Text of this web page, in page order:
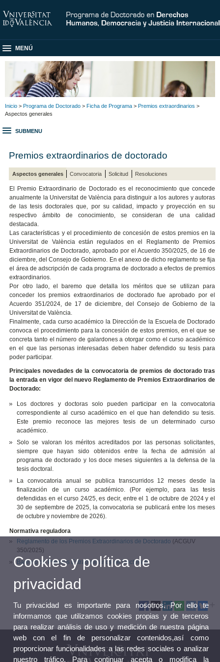
MENÚ
Inicio > Programa de Doctorado > Ficha de Programa > Premios extraordinarios >
Aspectos generales
SUBMENU
Premios extraordinarios de doctorado
Aspectos generales Convocatoria Solicitud Resoluciones
El Premio Extraordinario de Doctorado es el reconocimiento que concede
anualmente la Universitat de València para distinguir a los autores y autoras
de las tesis doctorales que, por su calidad, impacto y proyección en su
respectivo ámbito de conocimiento, se consideran de una calidad
destacada.
Las características y el procedimiento de concesión de estos premios en la
Universitat de València están regulados en el Reglamento de Premios
Extraordinarios de Doctorado, aprobado por el Acuerdo 350/2025, de 16 de
diciembre, del Consejo de Gobierno. En el anexo de dicho reglamento se fija
el área de adscripción de cada programa de doctorado a efectos de premios
extraordinarios.
Por otro lado, el baremo que detalla los méritos que se utilizan para
conceder los premios extraordinarios de doctorado fue aprobado por el
Acuerdo 351/2024, de 17 de diciembre, del Consejo de Gobierno de la
Universitat de València.
Finalmente, cada curso académico la Dirección de la Escuela de Doctorado
convoca el procedimiento para la concesión de estos premios, en el que se
concreta tanto el número de galardones a otorgar como el curso académico
en el que las personas interesadas deben haber defendido su tesis para
poder participar.
Principales novedades de la convocatoria de premios de doctorado tras
la entrada en vigor del nuevo Reglamento de Premios Extraordinarios de
Doctorado:
Los doctores y doctoras solo pueden participar en la convocatoria
correspondiente al curso académico en el que han defendido su tesis.
Este premio reconoce las mejores tesis de un determinado curso
académico.
Solo se valoran los méritos acreditados por las personas solicitantes,
siempre que hayan sido obtenidos entre la fecha de admisión al
programa de doctorado y los doce meses siguientes a la defensa de la
tesis doctoral.
La convocatoria anual se publica transcurridos 12 meses desde la
finalización de un curso académico. (Por ejemplo, para las tesis
defendidas en el curso 24/25, es decir, entre el 1 de octubre de 2024 y el
30 de septiembre de 2025, la convocatoria se publicará entre los meses
de octubre y noviembre de 2026).
Normativa reguladora
Reglamento de los Premios Extraordinarios de Doctorado (ACGUV
350/2025)
Baremo de Premios Extraordinarios de Doctorado
Cookies y política de
privacidad
Tu privacidad es importante para nosotros. Por ello te
informamos que utilizamos cookies propias y de terceros
para realizar análisis de uso y medición de nuestra página
web con el fin de personalizar contenidos,así como
proporcionar funcionalidades a las redes sociales o analizar
nuestro tráfico. Para continuar acepta o modifica la